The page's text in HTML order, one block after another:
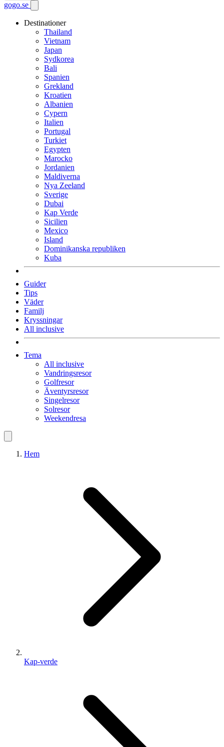
gogo.se
Destinationer
Thailand
Vietnam
Japan
Sydkorea
Bali
Spanien
Grekland
Kroatien
Albanien
Cypern
Italien
Portugal
Turkiet
Egypten
Marocko
Jordanien
Maldiverna
Nya Zeeland
Sverige
Dubai
Kap Verde
Sicilien
Mexico
Island
Dominikanska republiken
Kuba
Guider
Tips
Väder
Familj
Kryssningar
All inclusive
Tema
All inclusive
Vandringsresor
Golfresor
Äventyrsresor
Singelresor
Solresor
Weekendresa
Hem
Kap-verde